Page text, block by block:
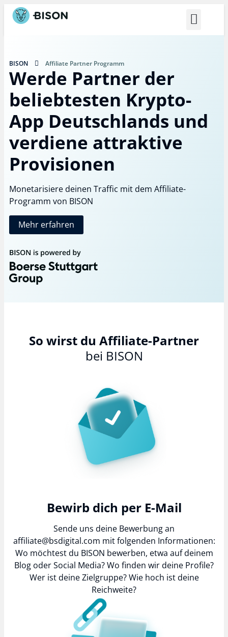
BISON Affiliate Partner Programm
Werde Partner der
beliebtesten Krypto-
App Deutschlands und
verdiene attraktive
Provisionen
Monetarisiere deinen Traffic mit dem Affiliate-
Programm von BISON
Mehr erfahren
So wirst du Affiliate-Partner
bei BISON
Bewirb dich per E-Mail
Sende uns deine Bewerbung an
affiliate@bsdigital.com mit folgenden Informationen:
Wo möchtest du BISON bewerben, etwa auf deinem
Blog oder Social Media? Wo finden wir deine Profile?
Wer ist deine Zielgruppe? Wie hoch ist deine
Reichweite?